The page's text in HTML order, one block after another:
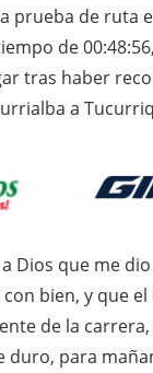
prueba de ruta
de
tras haber
a
Dios que me
bien, y que el
de la
duro, para